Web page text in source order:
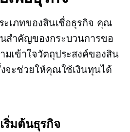
ะเภทของสินเชื่อธุรกิจ คุณ
สำคัญของกระบวนการขอ
มเข้าใจวัตถุประสงค์ของสิน
จะช่วยให้คุณใช้เงินทุนได้
ริ่มต้นธุรกิจ